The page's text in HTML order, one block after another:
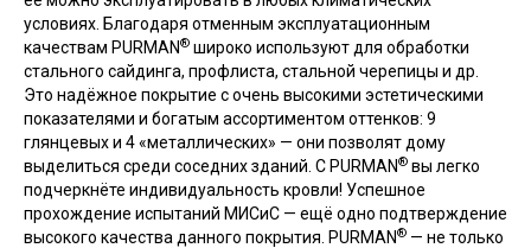
условиях. Благодаря отменным эксплуатационным
качествам PURMAN® широко используют для обработки
стального сайдинга, профлиста, стальной черепицы и др.
Это надёжное покрытие с очень высокими эстетическими
показателями и богатым ассортиментом оттенков: 9
глянцевых и 4 «металлических» — они позволят дому
выделиться среди соседних зданий. С PURMAN® вы легко
подчеркнёте индивидуальность кровли! Успешное
прохождение испытаний МИСиС — ещё одно подтверждение
высокого качества данного покрытия. PURMAN® — не только